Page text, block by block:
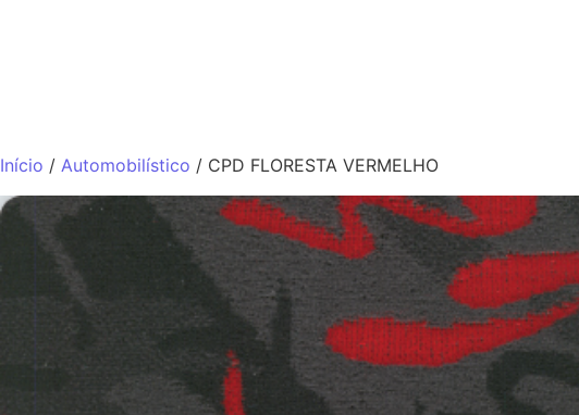
Início / Automobilístico / CPD FLORESTA VERMELHO